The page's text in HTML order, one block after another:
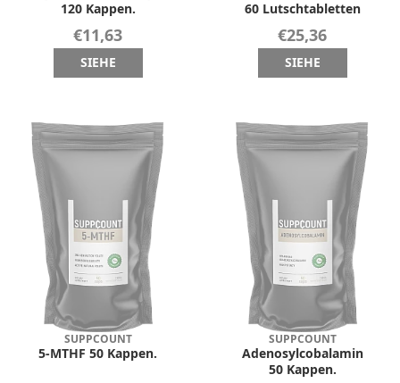
120 Kappen.
€11,63
SIEHE
60 Lutschtabletten
€25,36
SIEHE
SUPPCOUNT
5-MTHF 50 Kappen.
SUPPCOUNT
Adenosylcobalamin
50 Kappen.